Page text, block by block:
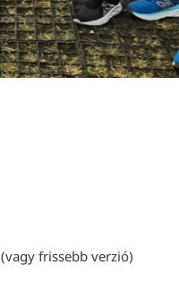
(vagy frissebb verzió)